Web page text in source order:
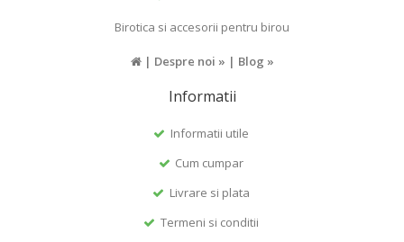
Birotica si accesorii pentru birou
| Despre noi » | Blog »
Informatii
Informatii utile
Cum cumpar
Livrare si plata
Termeni si conditii